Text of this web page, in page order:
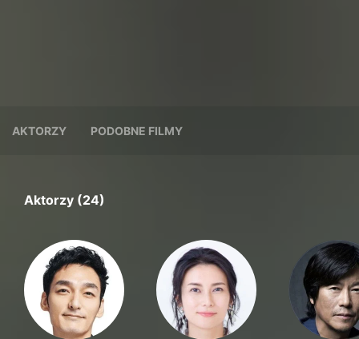
AKTORZY PODOBNE FILMY
Aktorzy (24)